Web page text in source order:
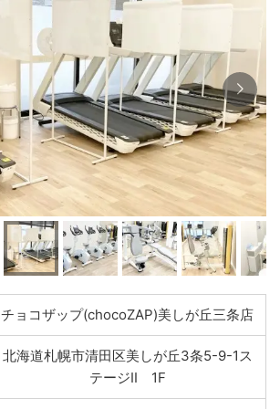
チョコザップ(chocoZAP)美しが丘三条店
北海道札幌市清田区美しが丘3条5-9-1ス
テージII 1F